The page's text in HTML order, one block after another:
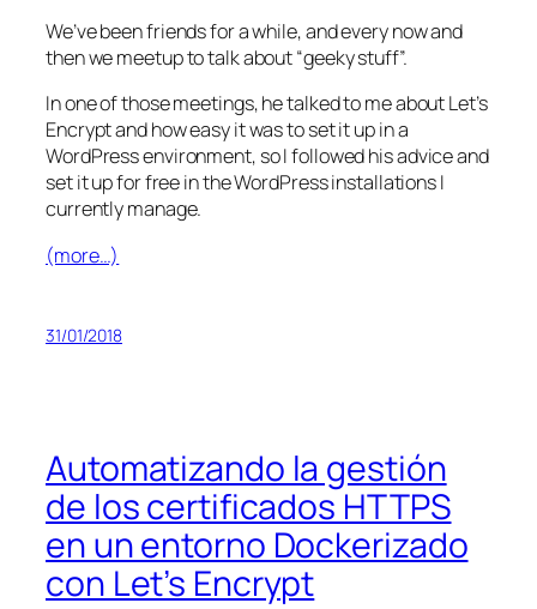
We’ve been friends for a while, and every now and
then we meetup to talk about “geeky stuff”.
In one of those meetings, he talked to me about Let’s
Encrypt and how easy it was to set it up in a
WordPress environment, so I followed his advice and
set it up for free in the WordPress installations I
currently manage.
(more…)
31/01/2018
Automatizando la gestión
de los certificados HTTPS
en un entorno Dockerizado
con Let’s Encrypt